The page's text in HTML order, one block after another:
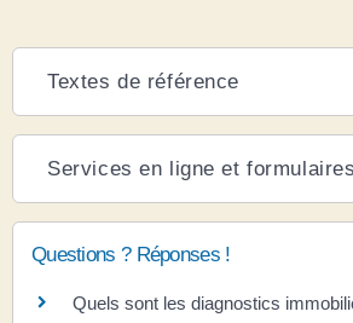
Textes de référence
Services en ligne et formulaires
Questions ? Réponses !
Quels sont les diagnostics